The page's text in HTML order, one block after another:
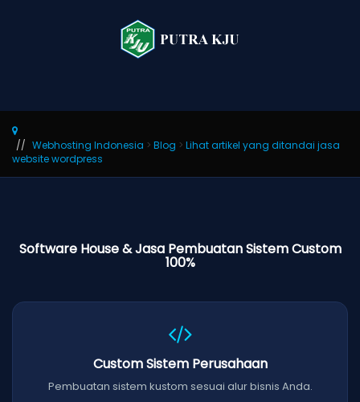
Webhosting Indonesia > Blog > Lihat artikel yang ditandai jasa
website wordpress
Software House & Jasa Pembuatan Sistem Custom
100%
Custom Sistem Perusahaan
Pembuatan sistem kustom sesuai alur bisnis Anda.